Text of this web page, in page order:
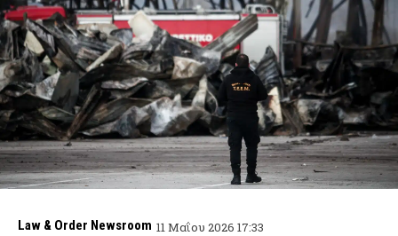
Law & Order Newsroom 11 Μαΐου 2026 17:33